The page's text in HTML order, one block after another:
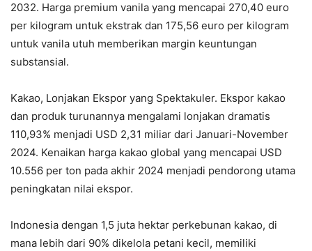
2032. Harga premium vanila yang mencapai 270,40 euro
per kilogram untuk ekstrak dan 175,56 euro per kilogram
untuk vanila utuh memberikan margin keuntungan
substansial.
Kakao, Lonjakan Ekspor yang Spektakuler. Ekspor kakao
dan produk turunannya mengalami lonjakan dramatis
110,93% menjadi USD 2,31 miliar dari Januari-November
2024. Kenaikan harga kakao global yang mencapai USD
10.556 per ton pada akhir 2024 menjadi pendorong utama
peningkatan nilai ekspor.
Indonesia dengan 1,5 juta hektar perkebunan kakao, di
mana lebih dari 90% dikelola petani kecil, memiliki